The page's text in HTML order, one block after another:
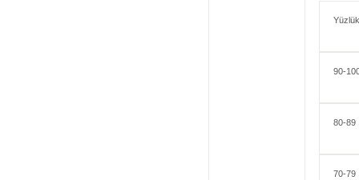
90-
80-89
70-79